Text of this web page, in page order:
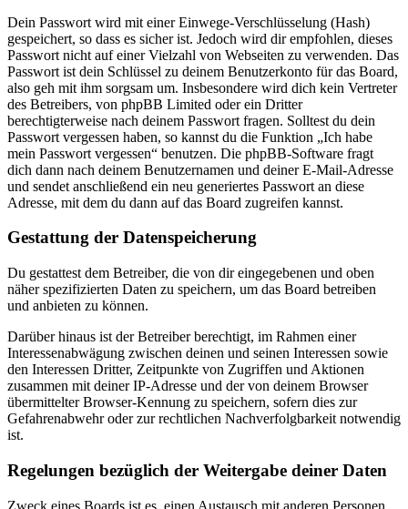
Dein Passwort wird mit einer Einwege-Verschlüsselung (Hash)
gespeichert, so dass es sicher ist. Jedoch wird dir empfohlen, dieses
Passwort nicht auf einer Vielzahl von Webseiten zu verwenden. Das
Passwort ist dein Schlüssel zu deinem Benutzerkonto für das Board,
also geh mit ihm sorgsam um. Insbesondere wird dich kein Vertreter
des Betreibers, von phpBB Limited oder ein Dritter
berechtigterweise nach deinem Passwort fragen. Solltest du dein
Passwort vergessen haben, so kannst du die Funktion „Ich habe
mein Passwort vergessen“ benutzen. Die phpBB-Software fragt
dich dann nach deinem Benutzernamen und deiner E-Mail-Adresse
und sendet anschließend ein neu generiertes Passwort an diese
Adresse, mit dem du dann auf das Board zugreifen kannst.
Gestattung der Datenspeicherung
Du gestattest dem Betreiber, die von dir eingegebenen und oben
näher spezifizierten Daten zu speichern, um das Board betreiben
und anbieten zu können.
Darüber hinaus ist der Betreiber berechtigt, im Rahmen einer
Interessenabwägung zwischen deinen und seinen Interessen sowie
den Interessen Dritter, Zeitpunkte von Zugriffen und Aktionen
zusammen mit deiner IP-Adresse und der von deinem Browser
übermittelter Browser-Kennung zu speichern, sofern dies zur
Gefahrenabwehr oder zur rechtlichen Nachverfolgbarkeit notwendig
ist.
Regelungen bezüglich der Weitergabe deiner Daten
Zweck eines Boards ist es, einen Austausch mit anderen Personen